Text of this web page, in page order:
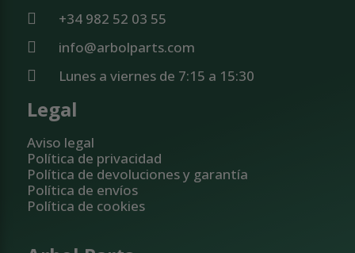
+34 982 52 03 55
info@arbolparts.com
Lunes a viernes de 7:15 a 15:30
Legal
Aviso legal
Política de privacidad
Política de devoluciones y garantía
Política de envíos
Política de cookies